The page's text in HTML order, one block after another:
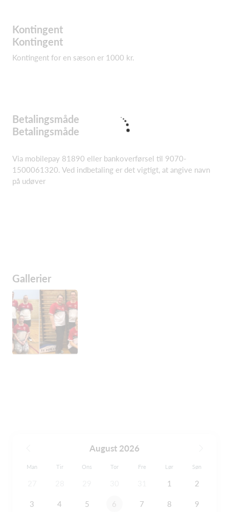
Kontingent
Kontingent
Kontingent for en sæson er 1000 kr.
Betalingsmåde
Betalingsmåde
Via mobilepay 81890 eller bankoverførsel til 9070-
1500061320. Ved indbetaling er det vigtigt, at angive navn
på udøver
Gallerier
August 2026
Man Tir Ons Tor Fre Lør Søn
1 2
3 4 5 6 7 8 9